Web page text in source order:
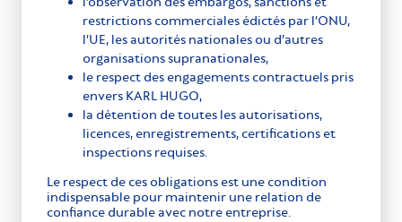
restrictions commerciales édictés par l’ONU,
l’UE, les autorités nationales ou d’autres
organisations supranationales,
le respect des engagements contractuels pris
envers KARL HUGO,
la détention de toutes les autorisations,
licences, enregistrements, certifications et
inspections requises.
Le respect de ces obligations est une condition
indispensable pour maintenir une relation de
confiance durable avec notre entreprise.